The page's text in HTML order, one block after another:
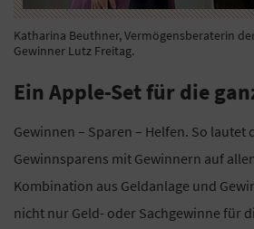
Katharina Beuthner, Vermögensberaterin
Gewinner Lutz Freitag.
Ein Apple-Set für die
Gewinnen – Sparen – Helfen. So lautet
Gewinnsparens mit Gewinnern auf
Kombination aus Geldanlage und
nicht nur Geld- oder Sachgewinne für